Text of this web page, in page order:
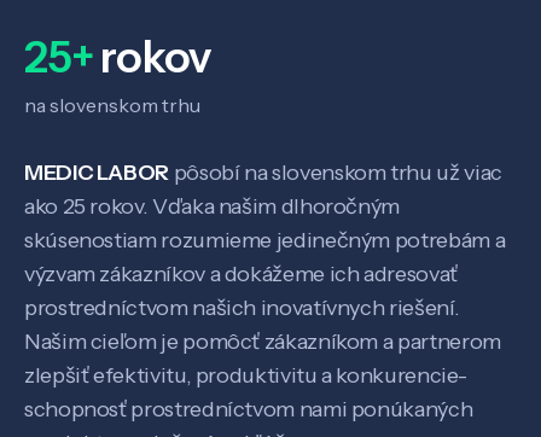
25+rokov
na slovenskom trhu
MEDIC LABOR pôsobí na slovenskom trhu už viac
ako 25 rokov. Vďaka našim dlhoročným
skúsenostiam rozumieme jedinečným potrebám a
výzvam zákazníkov a dokážeme ich adresovať
prostredníctvom našich inovatívnych riešení.
Našim cieľom je pomôcť zákazníkom a partnerom
zlepšiť efektivitu, produktivitu a konkurencie-
schopnosť prostredníctvom nami ponúkaných